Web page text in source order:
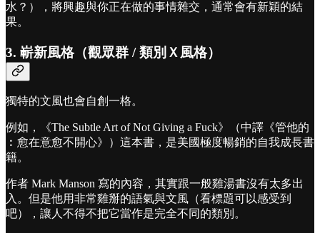
水？），將興趣與你正在做的事情雜交，通常會有新穎的結
果。
3. 嶄新風格（觀眾群 / 類別Ｘ風格）
獨特的文風也會自創一格。
例如，《The Subtle Art of Not Giving a Fuck》（中譯《管他的
︰愈在意愈不開心》）這本書，是美國極度暢銷的自我成長書
籍。
作者 Mark Manson 寫的內容，其實跟一般雞湯書沒有太多出
入。但是他用非常雞掰的語氣與文風（看標題可以感受到
吧），讓人不得不把它當作是完全不同的類別。